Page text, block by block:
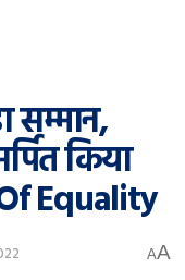
सम्मान,
किया
Equality
AA